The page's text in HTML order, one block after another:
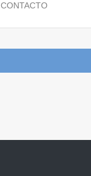
CONTACTO